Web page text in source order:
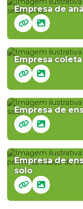
Empresa de
Empresa
Empresa de
Empresa de
solo